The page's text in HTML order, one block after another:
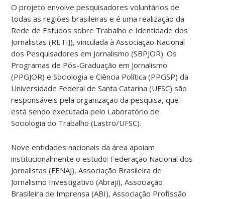
O projeto envolve pesquisadores voluntários de
todas as regiões brasileiras e é uma realização da
Rede de Estudos sobre Trabalho e Identidade dos
Jornalistas (RETIJ), vinculada à Associação Nacional
dos Pesquisadores em Jornalismo (SBPJOR). Os
Programas de Pós-Graduação em Jornalismo
(PPGJOR) e Sociologia e Ciência Política (PPGSP) da
Universidade Federal de Santa Catarina (UFSC) são
responsáveis pela organização da pesquisa, que
está sendo executada pelo Laboratório de
Sociologia do Trabalho (Lastro/UFSC).
Nove entidades nacionais da área apoiam
institucionalmente o estudo: Federação Nacional dos
Jornalistas (FENAJ), Associação Brasileira de
Jornalismo Investigativo (Abraji), Associação
Brasileira de Imprensa (ABI), Associação Profissão